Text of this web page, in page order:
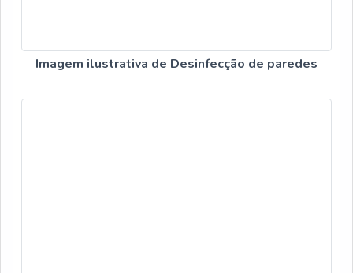
Imagem ilustrativa de Desinfecção de paredes